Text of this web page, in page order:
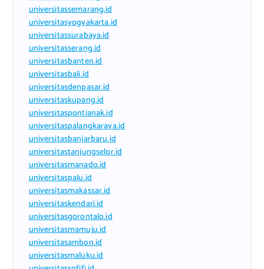
universitassemarang.id
universitasyogyakarta.id
universitassurabaya.id
universitasserang.id
universitasbanten.id
universitasbali.id
universitasdenpasar.id
universitaskupang.id
universitaspontianak.id
universitaspalangkaraya.id
universitasbanjarbaru.id
universitastanjungselor.id
universitasmanado.id
universitaspalu.id
universitasmakassar.id
universitaskendari.id
universitasgorontalo.id
universitasmamuju.id
universitasambon.id
universitasmaluku.id